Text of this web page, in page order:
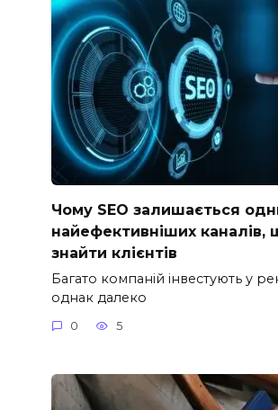
Чому SEO залишається
найефективніших каналів,
знайти клієнтів
Багато компаній інвестують у
однак далеко
0 5